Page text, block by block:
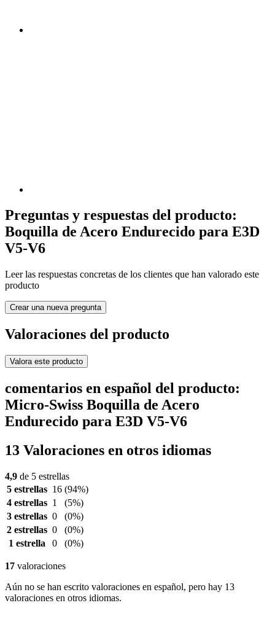
Preguntas y respuestas del producto:
Boquilla de Acero Endurecido para E3D
V5-V6
Leer las respuestas concretas de los clientes que han valorado este
producto
Crear una nueva pregunta
Valoraciones del producto
Valora este producto
comentarios en español del producto:
Micro-Swiss Boquilla de Acero
Endurecido para E3D V5-V6
13 Valoraciones en otros idiomas
4,9 de 5 estrellas
5 estrellas 16 (94%)
4 estrellas 1
(5%)
3 estrellas 0
(0%)
2 estrellas 0
(0%)
1 estrella
0 (0%)
17 valoraciones
Aún no se han escrito valoraciones en español, pero hay 13
valoraciones en otros idiomas.